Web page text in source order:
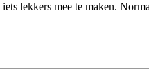
lekkers mee te maken.